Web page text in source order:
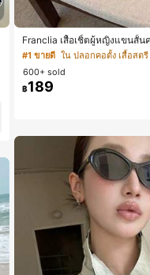
Franclia เสื้อเชิ้ตผู้หญิงแขนสั้น
าง
#1 ขายดี ใน ปลอกคอตั้ง เสื้อสตรี
600+ sold
฿189